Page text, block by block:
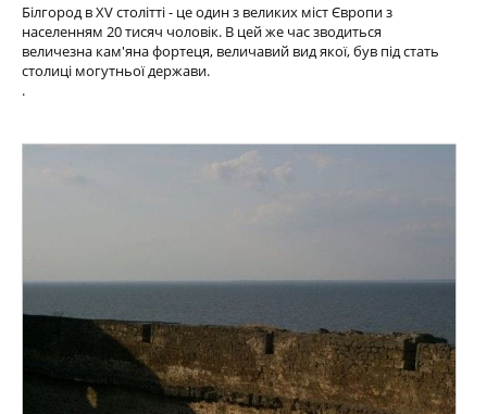
Білгород в XV столітті - це один з великих міст Європи з
населенням 20 тисяч чоловік. В цей же час зводиться
величезна кам'яна фортеця, величавий вид якої, був під стать
столиці могутньої держави.
.